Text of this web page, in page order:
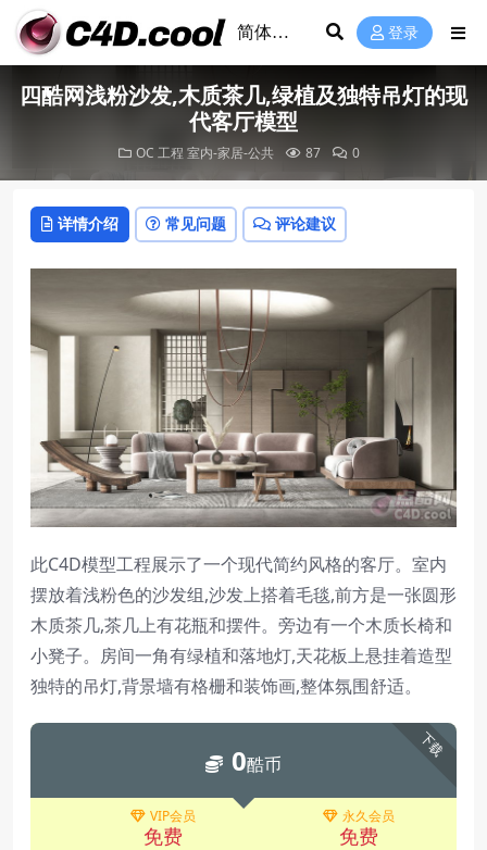
登录
四酷网浅粉沙发,木质茶几,绿植及独特吊灯的现
代客厅模型
OC 工程 室内-家居-公共 87 0
详情介绍 常见问题 评论建议
此C4D模型工程展示了一个现代简约风格的客厅。室内
摆放着浅粉色的沙发组,沙发上搭着毛毯,前方是一张圆形
木质茶几,茶几上有花瓶和摆件。旁边有一个木质长椅和
小凳子。房间一角有绿植和落地灯,天花板上悬挂着造型
独特的吊灯,背景墙有格栅和装饰画,整体氛围舒适。
下载
0酷币
VIP会员
免费
永久会员
免费